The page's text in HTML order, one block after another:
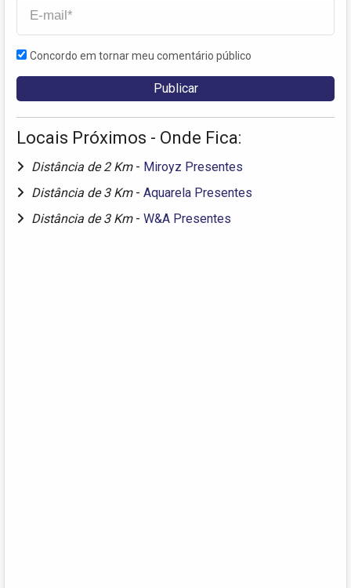
Concordo em tornar meu comentário público
Locais Próximos - Onde Fica:
Distância de 2 Km - Miroyz Presentes
Distância de 3 Km - Aquarela Presentes
Distância de 3 Km - W&A Presentes